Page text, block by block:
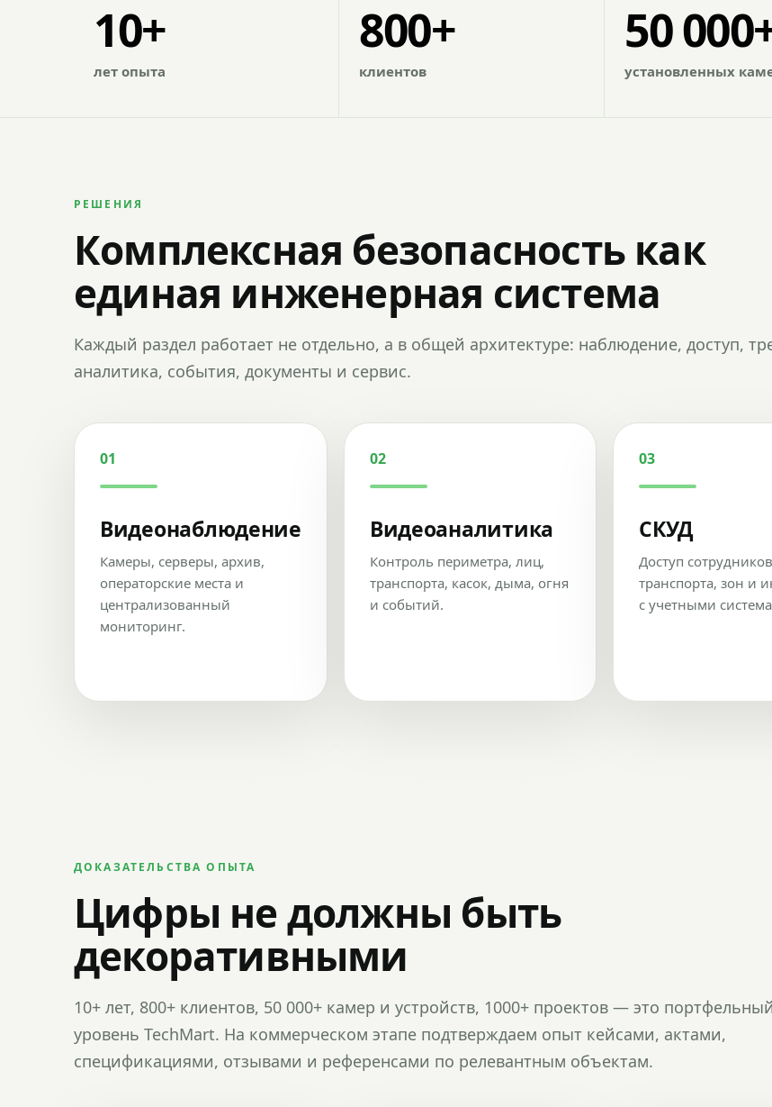
10+
лет опыта
800+
клиентов
50
установленных
РЕШЕНИЯ
Комплексная безопасность как
единая инженерная система
Каждый раздел работает не отдельно, а в общей архитектуре: наблюдение, доступ,
аналитика, события, документы и сервис.
01
Видеонаблюдение
Камеры, серверы, архив,
операторские места и
централизованный
мониторинг.
02
Видеоаналитика
Контроль периметра, лиц,
транспорта, касок, дыма, огня
и событий.
03
СКУД
Доступ
транспорта, зон и
с учетными
ДОКАЗАТЕЛЬСТВА ОПЫТА
Цифры не должны быть
декоративными
10+ лет, 800+ клиентов, 50 000+ камер и устройств, 1000+ проектов — это портфельный
уровень TechMart. На коммерческом этапе подтверждаем опыт кейсами, актами,
спецификациями, отзывами и референсами по релевантным объектам.